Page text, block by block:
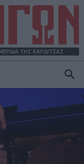
ΤΗΣ ΚΑΡΔΙΤΣΑΣ